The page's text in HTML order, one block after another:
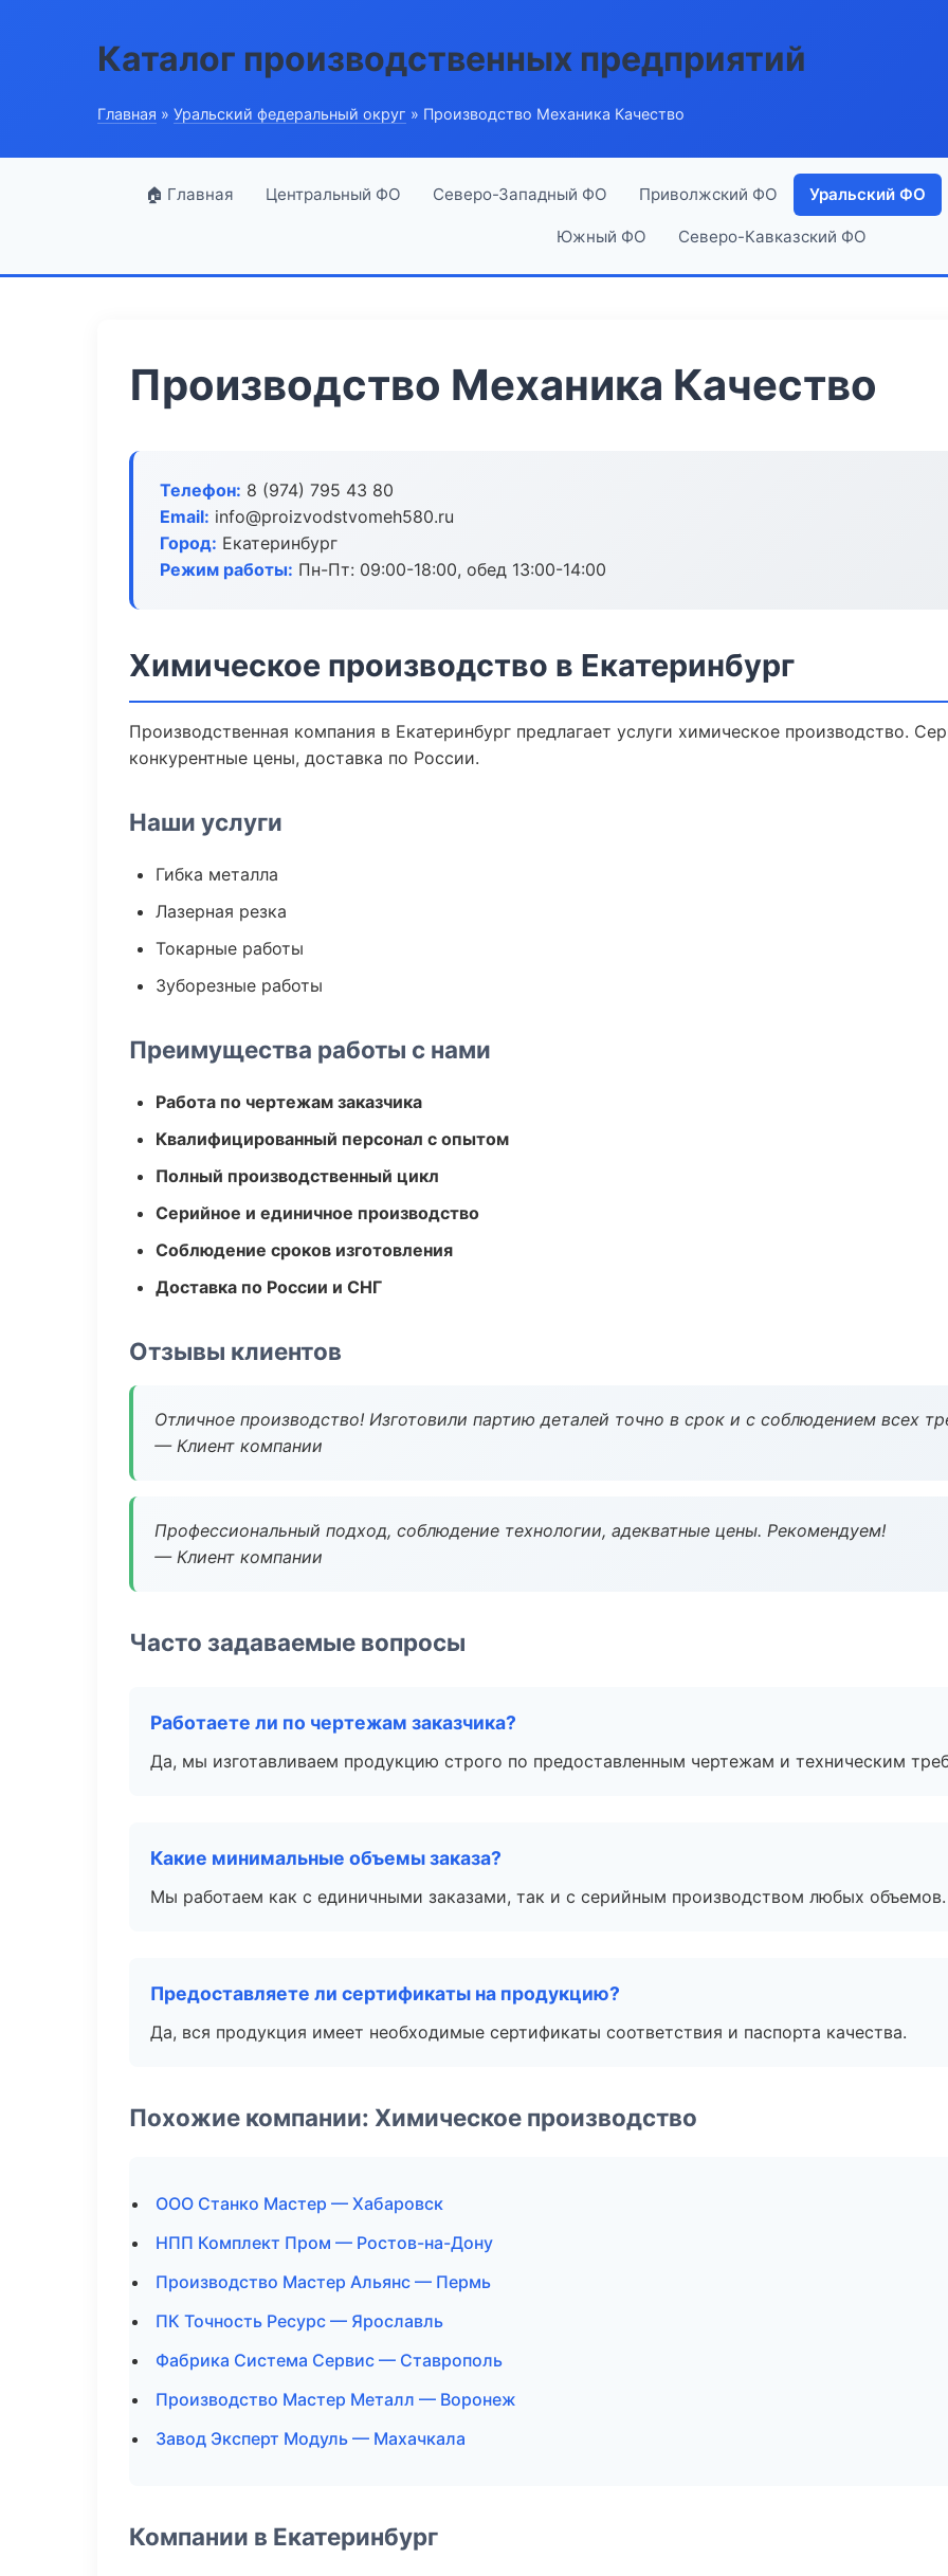
Каталог производственных предприятий
Главная » Уральский федеральный округ » Производство Механика Качество
🏠 Главная Центральный ФО Северо-Западный ФО Приволжский ФО Уральский ФО
Южный ФО Северо-Кавказский ФО
Производство Механика Качество
Телефон: 8 (974) 795 43 80
Email: info@proizvodstvomeh580.ru
Город: Екатеринбург
Режим работы: Пн-Пт: 09:00-18:00, обед 13:00-14:00
Химическое производство в Екатеринбург
Производственная компания в Екатеринбург предлагает услуги химическое производство.
конкурентные цены, доставка по России.
Наши услуги
Гибка металла
Лазерная резка
Токарные работы
Зуборезные работы
Преимущества работы с нами
Работа по чертежам заказчика
Квалифицированный персонал с опытом
Полный производственный цикл
Серийное и единичное производство
Соблюдение сроков изготовления
Доставка по России и СНГ
Отзывы клиентов
Отличное производство! Изготовили партию деталей точно в срок и с соблюдением всех
— Клиент компании
Профессиональный подход, соблюдение технологии, адекватные цены. Рекомендуем!
— Клиент компании
Часто задаваемые вопросы
Работаете ли по чертежам заказчика?
Да, мы изготавливаем продукцию строго по предоставленным чертежам и техническим
Какие минимальные объемы заказа?
Мы работаем как с единичными заказами, так и с серийным производством любых объемов.
Предоставляете ли сертификаты на продукцию?
Да, вся продукция имеет необходимые сертификаты соответствия и паспорта качества.
Похожие компании: Химическое производство
ООО Станко Мастер — Хабаровск
НПП Комплект Пром — Ростов-на-Дону
Производство Мастер Альянс — Пермь
ПК Точность Ресурс — Ярославль
Фабрика Система Сервис — Ставрополь
Производство Мастер Металл — Воронеж
Завод Эксперт Модуль — Махачкала
Компании в Екатеринбург